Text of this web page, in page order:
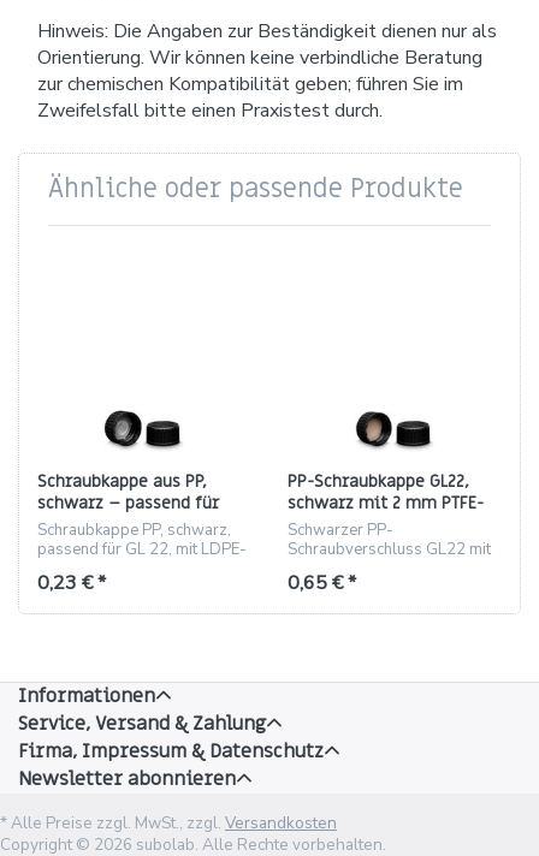
Hinweis: Die Angaben zur Beständigkeit dienen nur als
Orientierung. Wir können keine verbindliche Beratung
zur chemischen Kompatibilität geben; führen Sie im
Zweifelsfall bitte einen Praxistest durch.
Ähnliche oder passende Produkte
Schraubkappe aus PP,
schwarz – passend für
Gewinde GL 22 (mit LDPE-
Einlage)
Schraubkappe PP, schwarz,
passend für GL 22, mit LDPE-
0,23 € *
PP-Schraubkappe GL22,
schwarz mit 2 mm PTFE-
Einlage
Schwarzer PP-
Schraubverschluss GL22 mit
lebensmittelecht
0,65 € *
Informationen
Service, Versand & Zahlung
Firma, Impressum & Datenschutz
Newsletter abonnieren
* Alle Preise zzgl. MwSt., zzgl. Versandkosten
Copyright © 2026 subolab. Alle Rechte vorbehalten.